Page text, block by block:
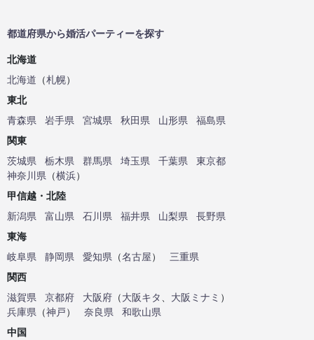
都道府県から婚活パーティーを探す
北海道
北海道 （札幌）
東北
青森県
岩手県 宮城県 秋田県 山形県
福島県
関東
茨城県
栃木県 群馬県 埼玉県 千葉県
東京都
神奈川県 （横浜）
甲信越・北陸
新潟県
富山県 石川県 福井県 山梨県
長野県
東海
岐阜県
静岡県 愛知県 （名古屋）
三重県
関西
滋賀県
京都府 大阪府 （大阪キタ 大阪ミナミ ）
兵庫県 （神戸） 奈良県
和歌山県
中国